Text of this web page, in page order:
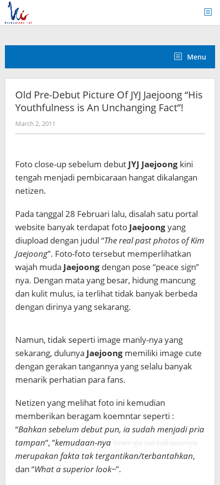
Skip
content
Menu
Old Pre-Debut Picture Of JYJ Jaejoong “His
Youthfulness is An Unchanging Fact”!
March 2, 2011
Koreanindo
Foto close-up sebelum debut JYJ Jaejoong kini
tengah menjadi pembicaraan hangat dikalangan
netizen.
Pada tanggal 28 Februari lalu, disalah satu portal
website banyak terdapat foto Jaejoongyang
diupload dengan judul “The real past photos of Kim
Jaejoong”. Foto-foto tersebut memperlihatkan
wajah muda Jaejoong dengan pose “peace sign”
nya. Dengan mata yang besar, hidung mancung
dan kulit mulus, ia terlihat tidak banyak berbeda
dengan dirinya yang sekarang.
Namun, tidak seperti image manly-nya yang
sekarang, dulunya Jaejoong memiliki image cute
dengan gerakan tangannya yang selalu banyak
menarik perhatian para fans.
Netizen yang melihat foto ini kemudian
memberikan beragam koemntar seperti :
“Bahkan sebelum debut pun, ia sudah menjadi pria
tampan“, “kemudaan-nya
merupakan fakta tak tergantikan/terbantahkan,
dan “What a superior look~”.